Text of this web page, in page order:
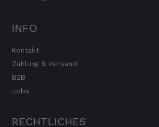
INFO
Kontakt
Zahlung & Versand
B2B
Jobs
RECHTLICHES